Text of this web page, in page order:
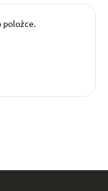
položce.